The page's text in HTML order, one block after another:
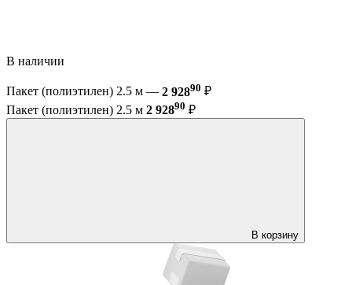
В наличии
Пакет (полиэтилен) 2.5 м — 2 92890 ₽
Пакет (полиэтилен) 2.5 м 2 92890 ₽
В корзину